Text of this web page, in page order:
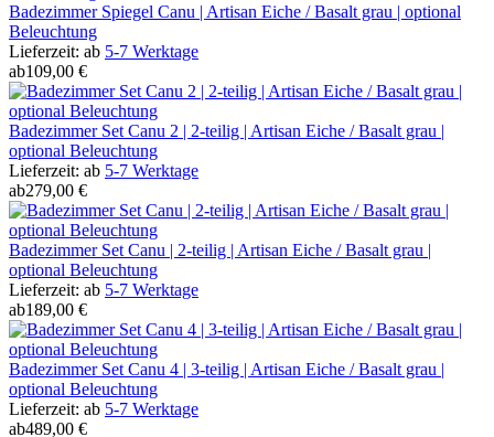
Badezimmer Spiegel Canu | Artisan Eiche / Basalt grau | optional
Beleuchtung
Lieferzeit: ab 5-7 Werktage
ab109,00 €
Badezimmer Set Canu 2 | 2-teilig | Artisan Eiche / Basalt grau |
optional Beleuchtung
Lieferzeit: ab 5-7 Werktage
ab279,00 €
Badezimmer Set Canu | 2-teilig | Artisan Eiche / Basalt grau |
optional Beleuchtung
Lieferzeit: ab 5-7 Werktage
ab189,00 €
Badezimmer Set Canu 4 | 3-teilig | Artisan Eiche / Basalt grau |
optional Beleuchtung
Lieferzeit: ab 5-7 Werktage
ab489,00 €